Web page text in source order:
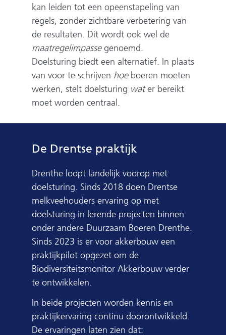
kan leiden tot een opeenstapeling van
regels, zonder zichtbare verbetering van
de resultaten. Dit wordt ook wel de
maatregelimpassegenoemd.
Doelsturing biedt een alternatief. In plaats
van voor te schrijven hoeboeren moeten
werken, stelt doelsturing water bereikt
moet worden centraal.
De Drentse praktijk
Drenthe loopt landelijk voorop met
doelsturing. Sinds 2018 doen Drentse
melkveehouders ervaring op met
doelsturing in lerende projecten binnen
onder andere Duurzaam Boeren Drenthe.
Sinds 2023 is er voor akkerbouw een
praktijkpilot opgezet om de
Biodiversiteitsmonitor Akkerbouw verder
te ontwikkelen.
In beide projecten worden kennis en
praktijkervaring continu doorontwikkeld.
De ervaringen laten zien dat: